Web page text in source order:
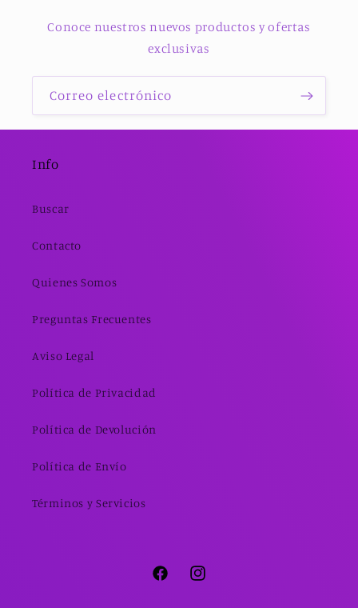
Conoce nuestros nuevos productos y ofertas
exclusivas
Correo electrónico
Info
Buscar
Contacto
Quienes Somos
Preguntas Frecuentes
Aviso Legal
Política de Privacidad
Política de Devolución
Política de Envío
Términos y Servicios
FacebookInstagram